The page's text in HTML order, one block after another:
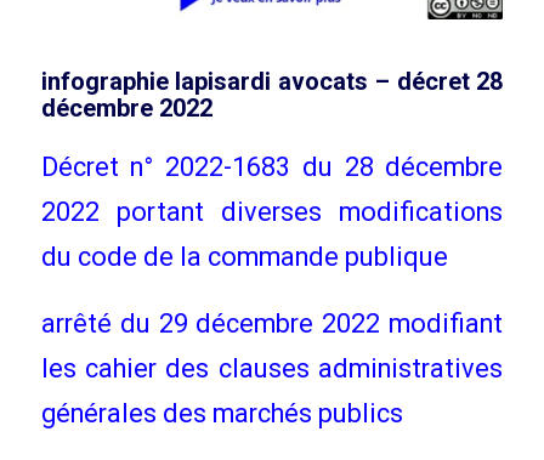
infographie lapisardi avocats – décret 28
décembre 2022
Décret n° 2022-1683 du 28 décembre
2022 portant diverses modifications
du code de la commande publique
arrêté du 29 décembre 2022 modifiant
les cahier des clauses administratives
générales des marchés publics